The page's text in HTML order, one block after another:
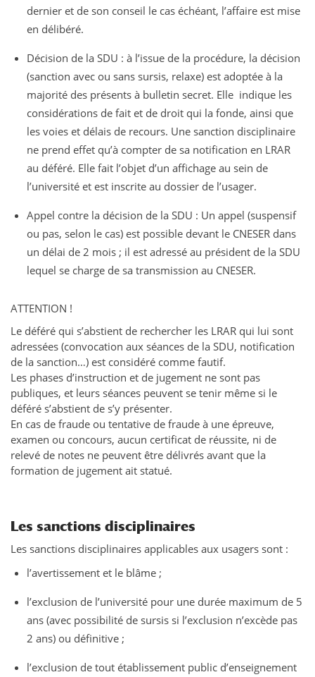
dernier et de son conseil le cas échéant, l’affaire est mise
en délibéré.
Décision de la SDU : à l’issue de la procédure, la décision
(sanction avec ou sans sursis, relaxe) est adoptée à la
majorité des présents à bulletin secret. Elle indique les
considérations de fait et de droit qui la fonde, ainsi que
les voies et délais de recours. Une sanction disciplinaire
ne prend effet qu’à compter de sa notification en LRAR
au déféré. Elle fait l’objet d’un affichage au sein de
l’université et est inscrite au dossier de l’usager.
Appel contre la décision de la SDU : Un appel (suspensif
ou pas, selon le cas) est possible devant le CNESER dans
un délai de 2 mois ; il est adressé au président de la SDU
lequel se charge de sa transmission au CNESER.
ATTENTION !
Le déféré qui s’abstient de rechercher les LRAR qui lui sont
adressées (convocation aux séances de la SDU, notification
de la sanction…) est considéré comme fautif.
Les phases d’instruction et de jugement ne sont pas
publiques, et leurs séances peuvent se tenir même si le
déféré s’abstient de s’y présenter.
En cas de fraude ou tentative de fraude à une épreuve,
examen ou concours, aucun certificat de réussite, ni de
relevé de notes ne peuvent être délivrés avant que la
formation de jugement ait statué.
Les sanctions disciplinaires
Les sanctions disciplinaires applicables aux usagers sont :
l’avertissement et le blâme ;
l’exclusion de l’université pour une durée maximum de 5
ans (avec possibilité de sursis si l’exclusion n’excède pas
2 ans) ou définitive ;
l’exclusion de tout établissement public d’enseignement